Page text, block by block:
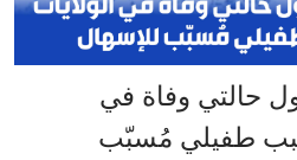
حالتي وفاة في
طفيلي مُسبّب